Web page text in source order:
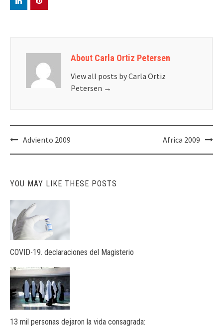
About Carla Ortiz Petersen
View all posts by Carla Ortiz
Petersen →
Post
navigation
Adviento 2009 Africa 2009
YOU MAY LIKE THESE POSTS
COVID-19. declaraciones del Magisterio
13 mil personas dejaron la vida consagrada: